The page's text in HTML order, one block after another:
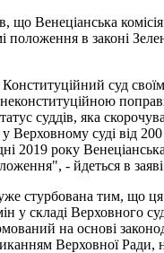
що Венеціанська
положення в законі
суд
суддів, яка
у Верховному суді від
2019 року
- йдеться в
стурбована тим, що
у складі Верховного
на основі
Верховної Ради,